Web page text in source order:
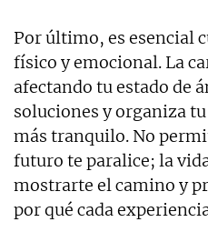
Por último, es esencial
físico y emocional. La
afectando tu estado de
soluciones y organiza
más tranquilo. No
futuro te paralice; la
mostrarte el camino y
por qué cada